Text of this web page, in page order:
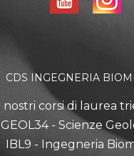
CDS INGEGNERIA
I nostri corsi di laurea
GEOL34 - Scienze
IBL9 - Ingegneria